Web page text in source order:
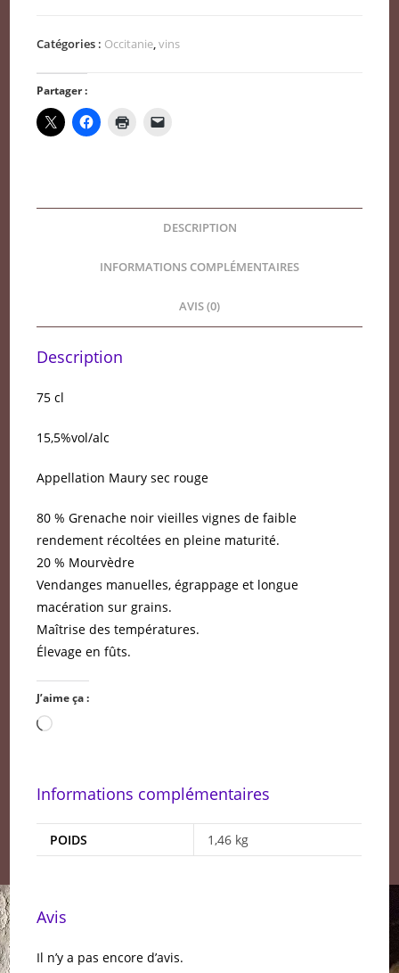
Ego
Lavail
Catégories : Occitanie ,vins
Partager :
DESCRIPTION
INFORMATIONS COMPLÉMENTAIRES
AVIS (0)
Description
75 cl
15,5%vol/alc
Appellation Maury sec rouge
80 % Grenache noir vieilles vignes de faible
rendement récoltées en pleine maturité.
20 % Mourvèdre
Vendanges manuelles, égrappage et longue
macération sur grains.
Maîtrise des températures.
Élevage en fûts.
J’aime ça :
Chargement…
Informations complémentaires
POIDS 1,46 kg
Avis
Il n’y a pas encore d’avis.